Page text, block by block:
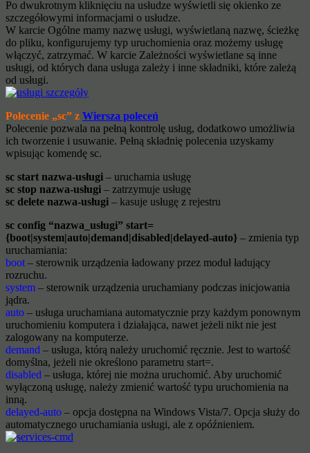
Po dwukrotnym kliknięciu na usłudze wyświetli się okienko ze
szczegółowymi informacjami o usłudze.
W karcie Ogólne mamy nazwę usługi, wyświetlaną nazwę, ścieżkę
do pliku, konfigurujemy typ uruchomienia oraz możemy usługę
włączyć, zatrzymać. W karcie Zależności wyświetlane są inne
usługi, od których dana usługa zależy i inne składniki, które zależą
od usługi.
Polecenie „sc” z Wiersza poleceń
Polecenie pozwala na pełną kontrolę usług, dodatkowo umożliwia
ich tworzenie i usuwanie. Pełną składnię polecenia uzyskamy
wpisując komendę sc.
sc start nazwa-usługi – uruchamia usługę
sc stop nazwa-usługi – zatrzymuje usługę
sc delete nazwa-usługi – kasuje usługę z rejestru
sc config “nazwa_usługi” start=
{boot|system|auto|demand|disabled|delayed-auto} – zmienia typ
uruchamiania:
boot – sterownik urządzenia ładowany przez moduł ładujący
rozruchu.
system – sterownik urządzenia uruchamiany podczas inicjowania
jądra.
auto – usługa uruchamiana automatycznie przy każdym ponownym
uruchomieniu komputera i działająca, nawet jeżeli nikt nie jest
zalogowany na komputerze.
demand – usługa, którą należy uruchomić ręcznie. Jest to wartość
domyślna, jeżeli nie określono parametru start=.
disabled – usługa, której nie można uruchomić. Aby uruchomić
wyłączoną usługę, należy zmienić wartość typu uruchomienia na
inną.
delayed-auto – opcja dostępna na Windows Vista/7. Opcja służy do
automatycznego uruchamiania usługi, ale z opóźnieniem.